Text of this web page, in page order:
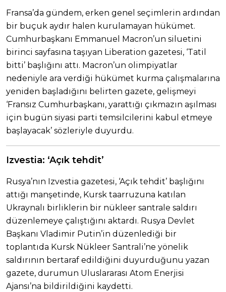
Fransa’da gündem, erken genel seçimlerin ardından
bir buçuk aydır halen kurulamayan hükümet.
Cumhurbaşkanı Emmanuel Macron’un siluetini
birinci sayfasına taşıyan Liberation gazetesi, ‘Tatil
bitti’ başlığını attı. Macron’un olimpiyatlar
nedeniyle ara verdiği hükümet kurma çalışmalarına
yeniden başladığını belirten gazete, gelişmeyi
‘Fransız Cumhurbaşkanı, yarattığı çıkmazın aşılması
için bugün siyasi parti temsilcilerini kabul etmeye
başlayacak’ sözleriyle duyurdu.
Izvestia: ‘Açık tehdit’
Rusya’nın Izvestia gazetesi, ‘Açık tehdit’ başlığını
attığı manşetinde, Kursk taarruzuna katılan
Ukraynalı birliklerin bir nükleer santrale saldırı
düzenlemeye çalıştığını aktardı. Rusya Devlet
Başkanı Vladimir Putin’in düzenlediği bir
toplantıda Kursk Nükleer Santrali’ne yönelik
saldırının bertaraf edildiğini duyurduğunu yazan
gazete, durumun Uluslararası Atom Enerjisi
Ajansı’na bildirildiğini kaydetti.